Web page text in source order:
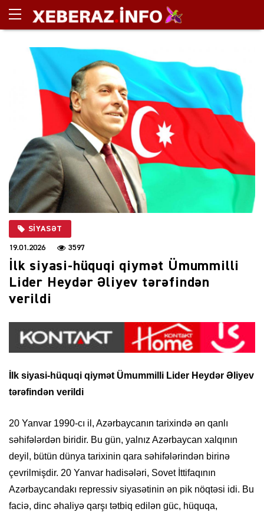
SIYASƏT
19.01.2026 3597
İlk siyasi-hüquqi qiymət Ümummilli
Lider Heydər Əliyev tərəfindən
verildi
İlk siyasi-hüquqi qiymət Ümummilli Lider Heydər Əliyev
tərəfindən verildi
20 Yanvar 1990-cı il, Azərbaycanın tarixində ən qanlı
səhifələrdən biridir. Bu gün, yalnız Azərbaycan xalqının
deyil, bütün dünya tarixinin qara səhifələrindən birinə
çevrilmişdir. 20 Yanvar hadisələri, Sovet İttifaqının
Azərbaycandakı repressiv siyasətinin ən pik nöqtəsi idi. Bu
faciə, dinc əhaliyə qarşı tətbiq edilən güc, hüquqa,